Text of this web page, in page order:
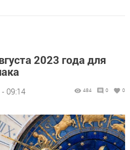
2023 года для
09:14 484 0 0